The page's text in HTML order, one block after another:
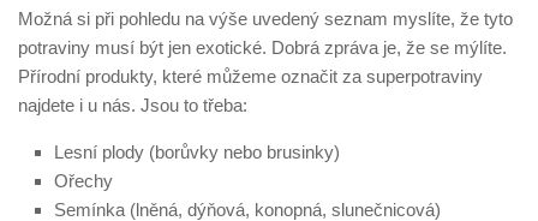
Možná si při pohledu na výše uvedený seznam myslíte, že tyto
potraviny musí být jen exotické. Dobrá zpráva je, že se mýlíte.
Přírodní produkty, které můžeme označit za superpotraviny
najdete i u nás. Jsou to třeba:
Lesní plody (borůvky nebo brusinky)
Ořechy
Semínka (lněná, dýňová, konopná, slunečnicová)